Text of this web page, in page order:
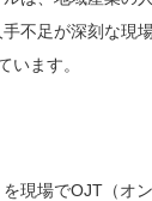
不足が深刻な現
います。
現場でOJT（オン